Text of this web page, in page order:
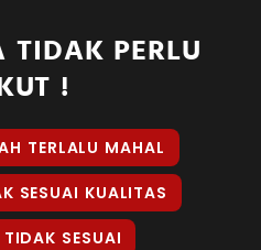
PERLU
!
TERLALU MAHAL
SESUAI KUALITAS
SESUAI